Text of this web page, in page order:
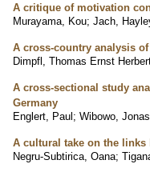
A critique of motivation
Murayama, Kou; Jach,
A cross-country analysis
Dimpfl, Thomas Ernst
A cross-sectional study
Germany
Englert, Paul; Wibowo, Jonas
A cultural take on the
Negru-Subtirica, Oana;